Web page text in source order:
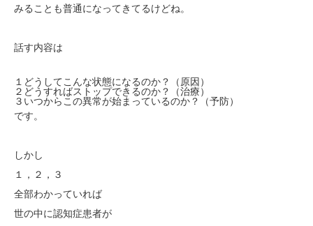
みることも普通になってきてるけどね。
話す内容は
１どうしてこんな状態になるのか？（原因）
２どうすればストップできるのか？（治療）
３いつからこの異常が始まっているのか？（予防）
です。
しかし
１，２，３
全部わかっていれば
世の中に認知症患者が